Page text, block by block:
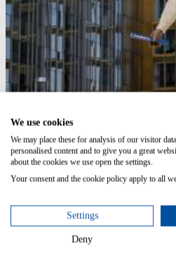
Direkt ins
kommen
Sie haben
Schreiben Sie
Ganz gleich, ob
Sie mit uns
arbeiten möchten
We use cookies
We may place these for analysis of our visitor
personalised content and to give you a great
about the cookies we use open the settings.
Your consent and the cookie policy apply to all
Settings
Deny